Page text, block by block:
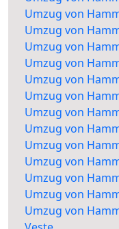
Umzug von
Umzug von
Umzug von
Umzug von
Umzug von
Umzug von
Umzug von
Umzug von
Umzug von
Umzug von
Umzug von
Umzug von
Umzug von